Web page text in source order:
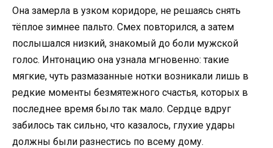
Она замерла в узком коридоре, не решаясь снять
тёплое зимнее пальто. Смех повторился, а затем
послышался низкий, знакомый до боли мужской
голос. Интонацию она узнала мгновенно: такие
мягкие, чуть размазанные нотки возникали лишь в
редкие моменты безмятежного счастья, которых в
последнее время было так мало. Сердце вдруг
забилось так сильно, что казалось, глухие удары
должны были разнестись по всему дому.